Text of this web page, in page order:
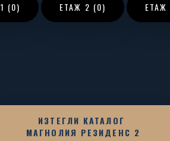
1 (0) ЕТАЖ 2 (0) ЕТАЖ
ИЗТЕГЛИ КАТАЛОГ
МАГНОЛИЯ РЕЗИДЕНС 2